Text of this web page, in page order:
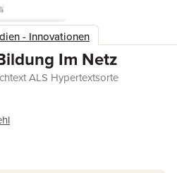
- Innovationen
Im Netz
ALS Hypertextsorte